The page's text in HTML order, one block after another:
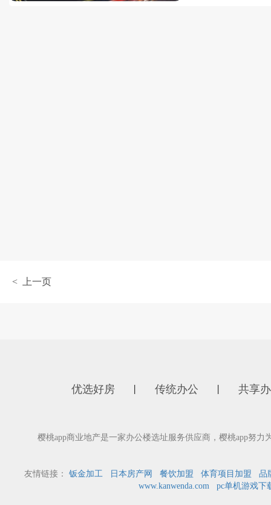
< 上一页
优选好房 传统办公 共享
樱桃app商业地产是一家办公楼选址服务供应商，樱桃app努
友情链接： 钣金加工 日本房产网 餐饮加盟 体育项目加盟
品
www.kanwenda.com
pc单机游戏下